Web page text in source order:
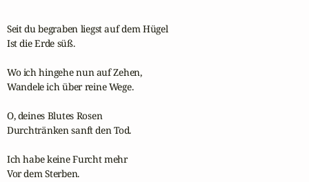
Seit du begraben liegst auf dem Hügel
Ist die Erde süß.
Wo ich hingehe nun auf Zehen,
Wandele ich über reine Wege.
O, deines Blutes Rosen
Durchtränken sanft den Tod.
Ich habe keine Furcht mehr
Vor dem Sterben.